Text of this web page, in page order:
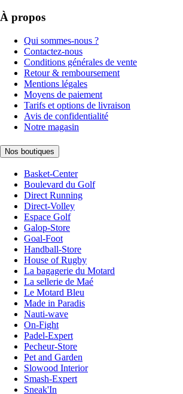
À propos
Qui sommes-nous ?
Contactez-nous
Conditions générales de vente
Retour & remboursement
Mentions légales
Moyens de paiement
Tarifs et options de livraison
Avis de confidentialité
Notre magasin
Nos boutiques
Basket-Center
Boulevard du Golf
Direct Running
Direct-Volley
Espace Golf
Galop-Store
Goal-Foot
Handball-Store
House of Rugby
La bagagerie du Motard
La sellerie de Maé
Le Motard Bleu
Made in Paradis
Nauti-wave
On-Fight
Padel-Expert
Pecheur-Store
Pet and Garden
Slowood Interior
Smash-Expert
Sneak'In